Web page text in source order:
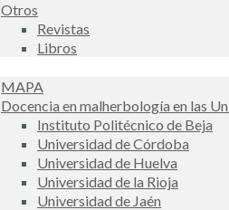
Otros
Revistas
Libros
MAPA
Docencia en malherbología en las
Instituto Politécnico de Beja
Universidad de Córdoba
Universidad de Huelva
Universidad de la Rioja
Universidad de Jaén